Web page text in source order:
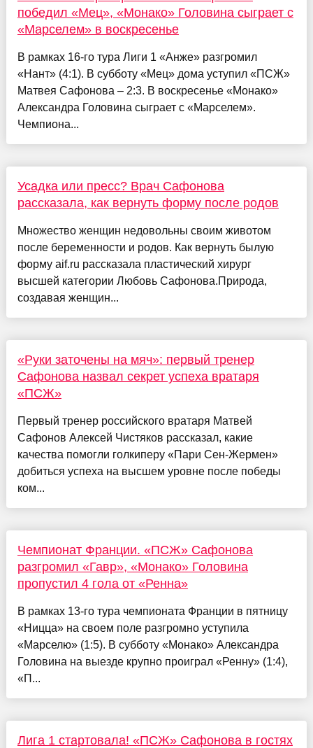
победил «Мец», «Монако» Головина сыграет с
«Марселем» в воскресенье
В рамках 16-го тура Лиги 1 «Анже» разгромил
«Нант» (4:1). В субботу «Мец» дома уступил «ПСЖ»
Матвея Сафонова – 2:3. В воскресенье «Монако»
Александра Головина сыграет с «Марселем».
Чемпиона...
Усадка или пресс? Врач Сафонова
рассказала, как вернуть форму после родов
Множество женщин недовольны своим животом
после беременности и родов. Как вернуть былую
форму aif.ru рассказала пластический хирург
высшей категории Любовь Сафонова.Природа,
создавая женщин...
«Руки заточены на мяч»: первый тренер
Сафонова назвал секрет успеха вратаря
«ПСЖ»
Первый тренер российского вратаря Матвей
Сафонов Алексей Чистяков рассказал, какие
качества помогли голкиперу «Пари Сен-Жермен»
добиться успеха на высшем уровне после победы
ком...
Чемпионат Франции. «ПСЖ» Сафонова
разгромил «Гавр», «Монако» Головина
пропустил 4 гола от «Ренна»
В рамках 13-го тура чемпионата Франции в пятницу
«Ницца» на своем поле разгромно уступила
«Марселю» (1:5). В субботу «Монако» Александра
Головина на выезде крупно проиграл «Ренну» (1:4),
«П...
Лига 1 стартовала! «ПСЖ» Сафонова в гостях